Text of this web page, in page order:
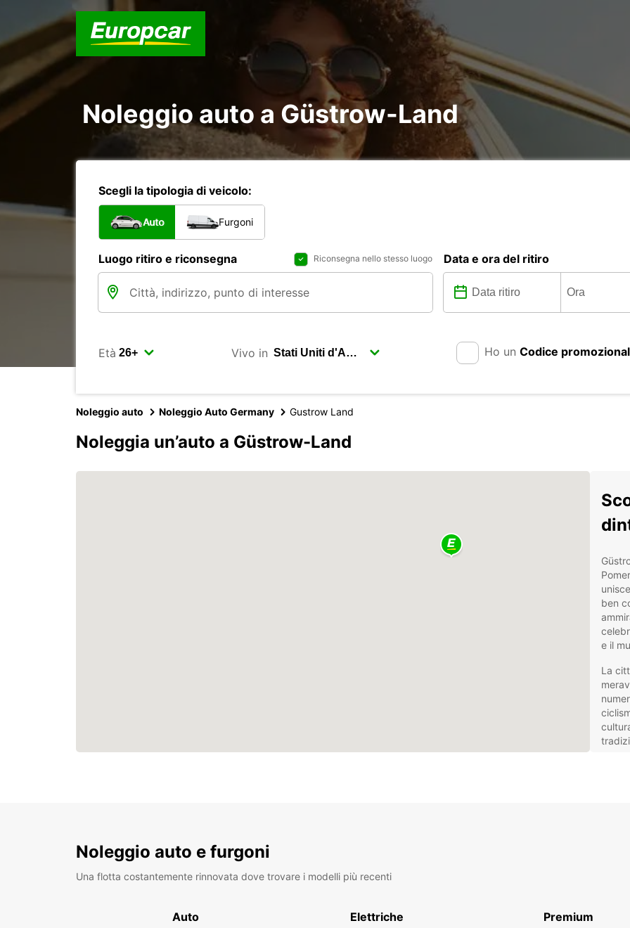
Noleggio auto a Güstrow-Land
Scegli la tipologia di veicolo:
Auto Furgoni
Luogo ritiro e riconsegna Riconsegna nello stesso luogo Data e ora del ritiro
Età Vivo in Ho un Codice
Noleggio auto Noleggio Auto Germany Gustrow Land
Noleggia un’auto a Güstrow-Land
ben
e il
La
Noleggio auto e furgoni
Una flotta costantemente rinnovata dove trovare i modelli più recenti
Auto Elettriche Premium